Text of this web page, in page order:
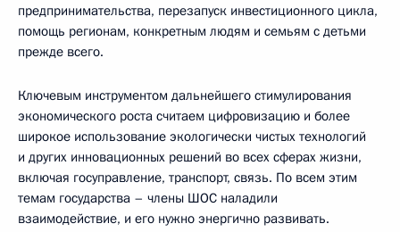
предпринимательства, перезапуск инвестиционного цикла,
помощь регионам, конкретным людям и семьям с детьми
прежде всего.
Ключевым инструментом дальнейшего стимулирования
экономического роста считаем цифровизацию и более
широкое использование экологически чистых технологий
и других инновационных решений во всех сферах жизни,
включая госуправление, транспорт, связь. По всем этим
темам государства – члены ШОС наладили
взаимодействие, и его нужно энергично развивать.